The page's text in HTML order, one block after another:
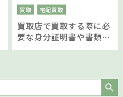
買取 宅配買取
買取店で買取する際に必
要な身分証明書や書類っ
てなに？